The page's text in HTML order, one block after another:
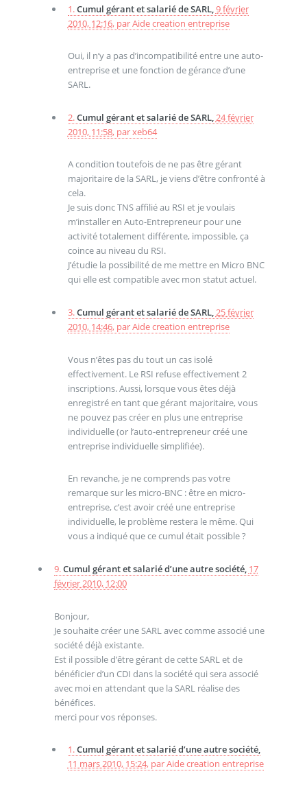
1.Cumul gérant et salarié de SARL, 9 février
2010, 12:16, parAide creation entreprise
Oui, il n’y a pas d’incompatibilité entre une auto-
entreprise et une fonction de gérance d’une
SARL.
2.Cumul gérant et salarié de SARL,24 février
2010, 11:58, parxeb64
A condition toutefois de ne pas être gérant
majoritaire de la SARL, je viens d’être confronté à
cela.
Je suis donc TNS affilié au RSI et je voulais
m’installer en Auto-Entrepreneur pour une
activité totalement différente, impossible, ça
coince au niveau du RSI.
J’étudie la possibilité de me mettre en Micro BNC
qui elle est compatible avec mon statut actuel.
3.Cumul gérant et salarié de SARL,25 février
2010, 14:46, parAide creation entreprise
Vous n’êtes pas du tout un cas isolé
effectivement. Le RSI refuse effectivement 2
inscriptions. Aussi, lorsque vous êtes déjà
enregistré en tant que gérant majoritaire, vous
ne pouvez pas créer en plus une entreprise
individuelle (or l’auto-entrepreneur créé une
entreprise individuelle simplifiée).
En revanche, je ne comprends pas votre
remarque sur les micro-BNC : être en micro-
entreprise, c’est avoir créé une entreprise
individuelle, le problème restera le même. Qui
vous a indiqué que ce cumul était possible ?
9.Cumul gérant et salarié d’une autre société, 17
février 2010, 12:00
Bonjour,
Je souhaite créer une SARL avec comme associé une
société déjà existante.
Est il possible d’être gérant de cette SARL et de
bénéficier d’un CDI dans la société qui sera associé
avec moi en attendant que la SARL réalise des
bénéfices.
merci pour vos réponses.
1.Cumul gérant et salarié d’une autre société,
11 mars 2010, 15:24, parAide creation entreprise